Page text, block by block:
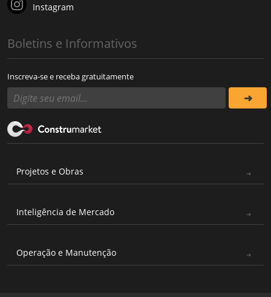
Instagram
Boletins e Informativos
Inscreva-se e receba gratuitamente
Projetos e Obras
Inteligência de Mercado
Operação e Manutenção